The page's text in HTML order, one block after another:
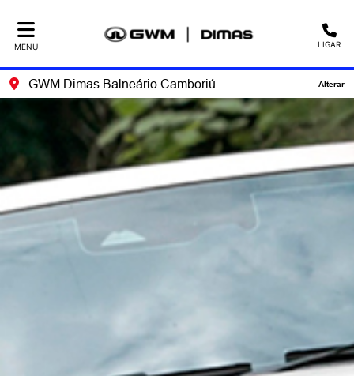
MENU LIGAR
GWM Dimas Balneário Camboriú Alterar